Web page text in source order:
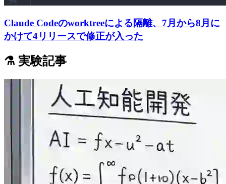
Claude Codeのworktreeによる隔離、7月から8月に
かけて4リリースで修正が入った
⚗️ 実験記事